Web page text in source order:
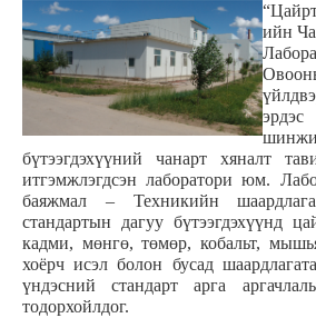
ийн
бүтээгдэхүүний чанарт хяналт
итгэмжлэгдсэн лаборатори юм.
баяжмал – Техникийн
стандартын дагуу бүтээгдэхүүнд
кадми, мөнгө, төмөр, кобальт,
хоёрч исэл болон бусад
үндэсний стандарт арга
тодорхойлдог.